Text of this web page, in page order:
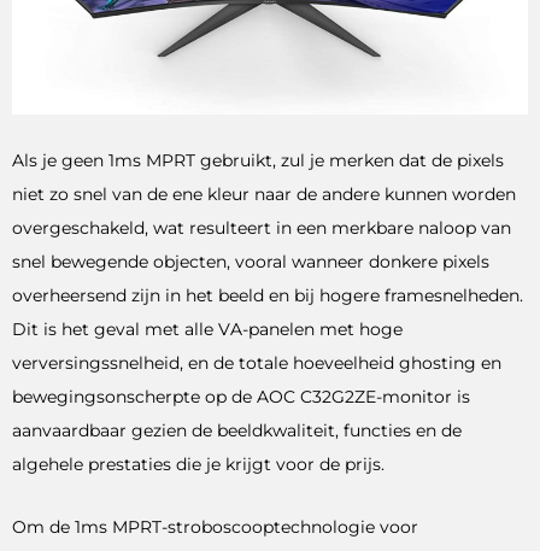
Als je geen 1ms MPRT gebruikt, zul je merken dat de pixels
niet zo snel van de ene kleur naar de andere kunnen worden
overgeschakeld, wat resulteert in een merkbare naloop van
snel bewegende objecten, vooral wanneer donkere pixels
overheersend zijn in het beeld en bij hogere framesnelheden.
Dit is het geval met alle VA-panelen met hoge
verversingssnelheid, en de totale hoeveelheid ghosting en
bewegingsonscherpte op de AOC C32G2ZE-monitor is
aanvaardbaar gezien de beeldkwaliteit, functies en de
algehele prestaties die je krijgt voor de prijs.
Om de 1ms MPRT-stroboscooptechnologie voor